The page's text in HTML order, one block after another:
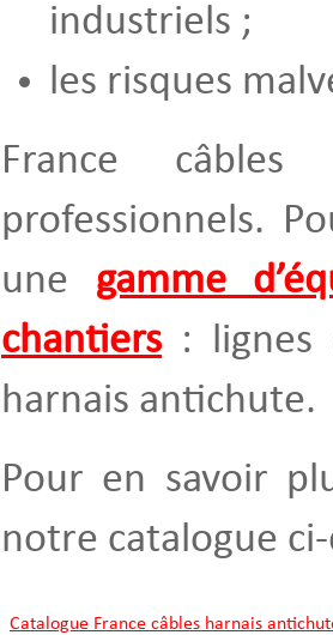
industriels ;
les risques
France
professionnels.
une gamme
chantiers :
harnais antichute.
Pour en savoir
notre catalogue
Catalogue France câbles harnais